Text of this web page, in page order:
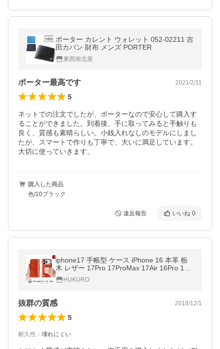
ポーター カレント ウォレット 052-02211 吉
田カバン 財布 メンズ PORTER
東西南北屋
ポーター最高です 2021/2/11
5
ネットでの注文でしたが、ポーターなので安心して購入す
ることができました。到着後、手に取ってみると手触りも
良く、質感も素晴らしい。小銭入れなしのモデルにしまし
たが、スマートで作りも丁寧で、大いに満足しています。
大切に使っていきます。
購入した商品
色/10ブラック
違反報告 いいね 0
iphone17 手帳型 ケース iPhone 16 本革 栃
木 レザー 17Pro 17ProMax 17Air 16Pro 16Pl
us 16ProMax スマホケース 日本製 HUKURO
HUKURO
抜群の質感 2018/12/1
5
耐久性 ： 壊れにくい